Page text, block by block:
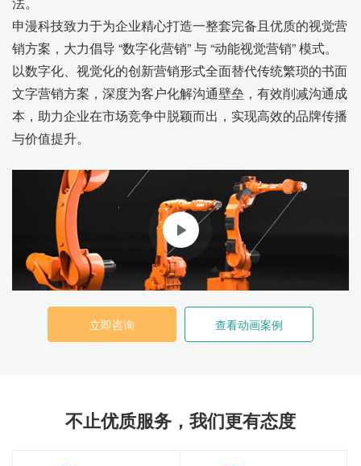
申漫科技致力于为企业精心打造一整套完备且优质的视觉营
销方案，大力倡导 “数字化营销” 与 “动能视觉营销” 模式。
以数字化、视觉化的创新营销形式全面替代传统繁琐的书面
文字营销方案，深度为客户化解沟通壁垒，有效削减沟通成
本，助力企业在市场竞争中脱颖而出，实现高效的品牌传播
与价值提升。
立即咨询 查看动画案例
不止优质服务，我们更有态度